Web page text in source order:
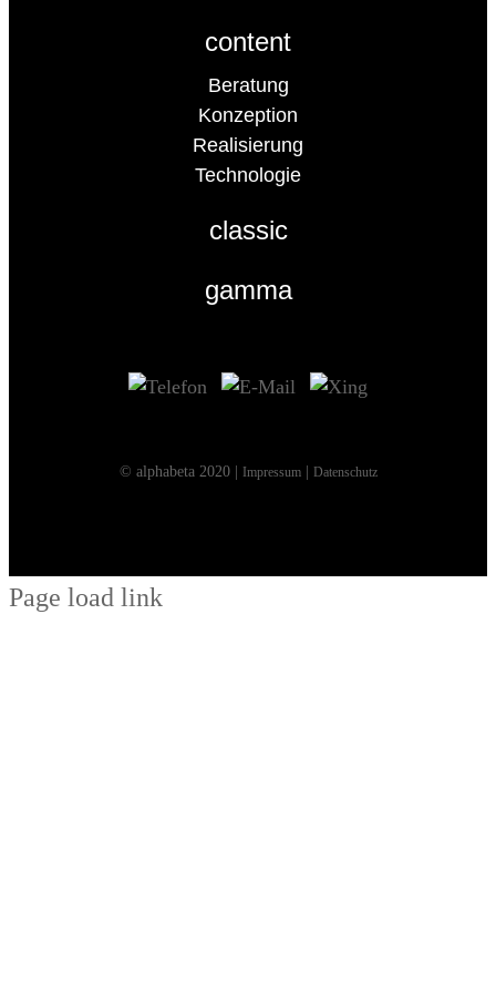
content
Beratung
Konzeption
Realisierung
Technologie
classic
gamma
© alphabeta 2020 | Impressum| Datenschutz
Page load link